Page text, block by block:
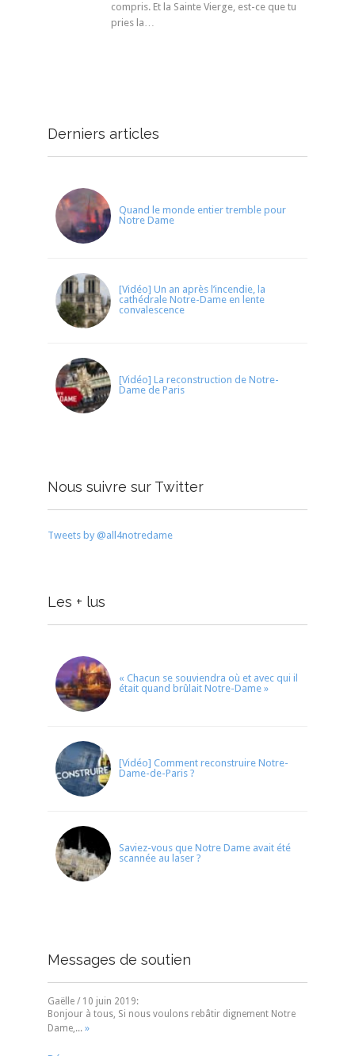
compris. Et la Sainte Vierge, est-ce que tu
pries la…
Derniers articles
Quand le monde entier tremble pour
Notre Dame
[Vidéo] Un an après l’incendie, la
cathédrale Notre-Dame en lente
convalescence
[Vidéo] La reconstruction de Notre-
Dame de Paris
Nous suivre sur Twitter
Tweets by @all4notredame
Les + lus
« Chacun se souviendra où et avec qui il
était quand brûlait Notre-Dame »
[Vidéo] Comment reconstruire Notre-
Dame-de-Paris ?
Saviez-vous que Notre Dame avait été
scannée au laser ?
Messages de soutien
Gaëlle / 10 juin 2019:
Bonjour à tous, Si nous voulons rebâtir dignement Notre
Dame,... »